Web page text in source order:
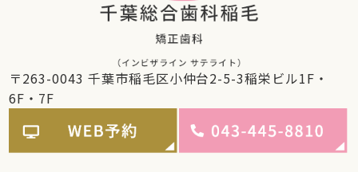
〒263-0043 千葉市稲毛区小仲台2-5-3稲栄ビル1F・
6F・7F